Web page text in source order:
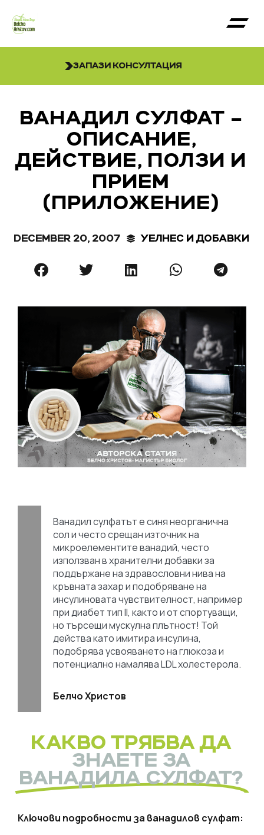
ЗАПАЗИ КОНСУЛТАЦИЯ
ВАНАДИЛ СУЛФАТ –
ОПИСАНИЕ,
ДЕЙСТВИЕ, ПОЛЗИ И
ПРИЕМ
(ПРИЛОЖЕНИЕ)
DECEMBER 20, 2007 УЕЛНЕС И ДОБАВКИ
Ванадил сулфатът е синя неорганична
сол и често срещан източник на
микроелементите ванадий, често
използван в хранителни добавки за
поддържане на здравословни нива на
кръвната захар и подобряване на
инсулиновата чувствителност, например
при диабет тип II, както и от спортуващи,
но търсещи мускулна плътност! Той
действа като имитира инсулина,
подобрява усвояването на глюкоза и
потенциално намалява LDL холестерола.
Белчо Христов
КАКВО ТРЯБВА ДА
ЗНАЕТЕ ЗА
ВАНАДИЛА СУЛФАТ?
Ключови подробности за ванадилов сулфат: